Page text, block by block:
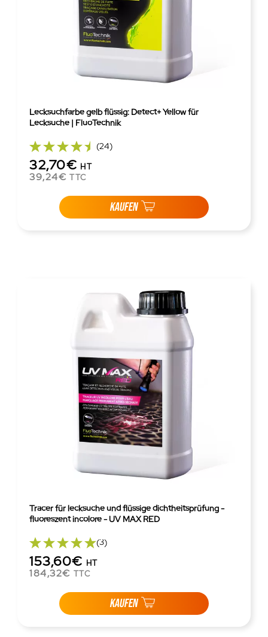
Lecksuchfarbe gelb flüssig: Detect+ Yellow für
Lecksuche | FluoTechnik
(24)
32,70€ HT
39,24€ TTC
KAUFEN
Tracer für lecksuche und flüssige dichtheitsprüfung -
fluoreszent incolore - UV MAX RED
(3)
153,60€ HT
184,32€ TTC
KAUFEN